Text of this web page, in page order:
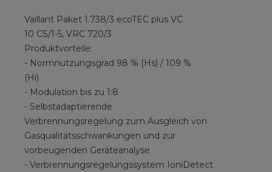
Vaillant Paket 1.738/3 ecoTEC plus VC
10 CS/1-5, VRC 720/3
Produktvorteile:
- Normnutzungsgrad 98 % (Hs) / 109 %
(Hi)
- Modulation bis zu 1:8
- Selbstadaptierende
Verbrennungsregelung zum Ausgleich von
Gasqualitätsschwankungen und zur
vorbeugenden Geräteanalyse
- Verbrennungsregelungssystem IoniDetect